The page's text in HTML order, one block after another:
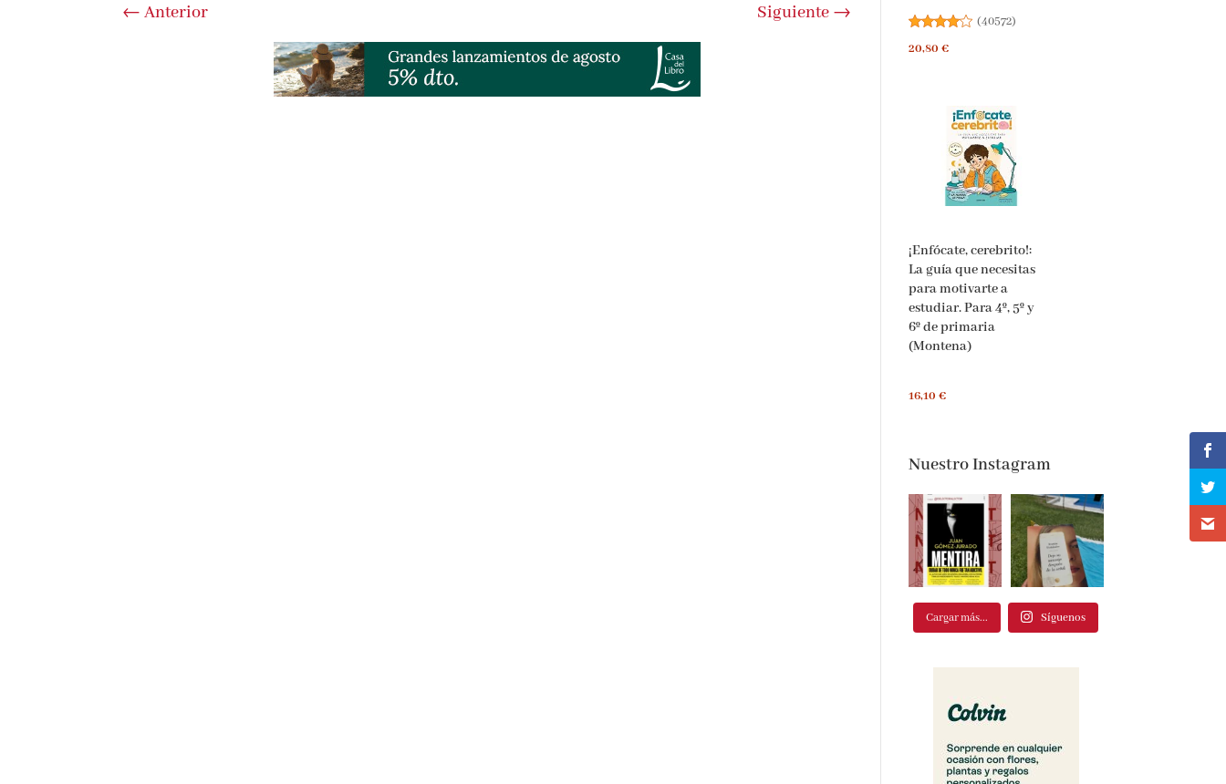
←Anterior Siguiente→ (40572)
20,80 €
¡Enfócate, cerebrito!:
La guía que necesitas
para motivarte a
estudiar. Para 4º, 5º y
6º de primaria
(Montena)
16,10 €
Nuestro Instagram
Cargar más... Síguenos